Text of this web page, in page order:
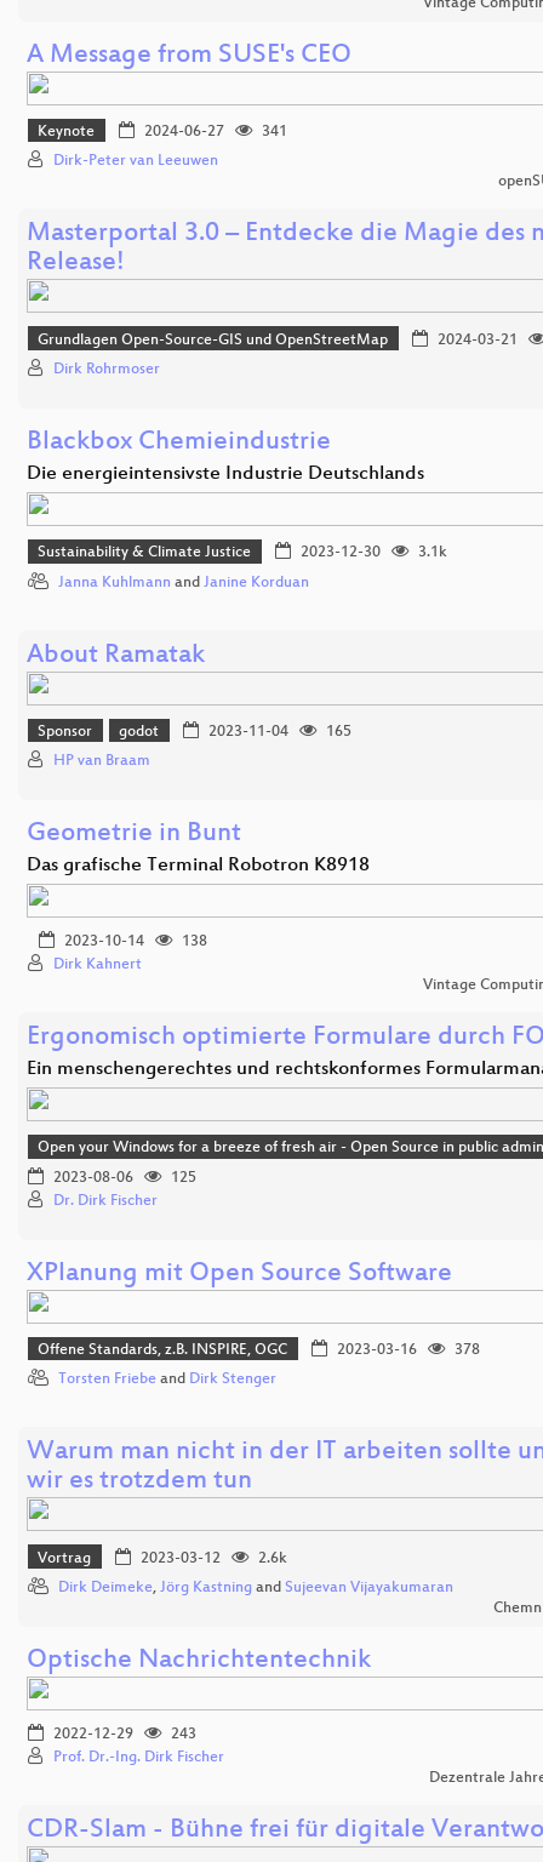
Vintage
A Message from SUSE's CEO
Keynote 2024-06-27
341
Dirk-Peter van Leeuwen
Masterportal 3.0 – Entdecke die Magie des
Release!
Grundlagen Open-Source-GIS und OpenStreetMap
2024-03-21
Dirk Rohrmoser
Blackbox Chemieindustrie
Die energieintensivste Industrie Deutschlands
Sustainability & Climate Justice 2023-12-30
3.1k
Janna Kuhlmann and Janine Korduan
About Ramatak
Sponsor godot 2023-11-04
165
HP van Braam
Geometrie in Bunt
Das grafische Terminal Robotron K8918
2023-10-14
138
Dirk Kahnert
Vintage
Ergonomisch optimierte Formulare durch
Ein menschengerechtes und rechtskonformes
Open your Windows for a breeze of fresh air - Open Source in public
2023-08-06
125
Dr. Dirk Fischer
XPlanung mit Open Source Software
Offene Standards, z.B. INSPIRE, OGC 2023-03-16
378
Torsten Friebe and Dirk Stenger
Warum man nicht in der IT arbeiten sollte
wir es trotzdem tun
Vortrag 2023-03-12
2.6k
Dirk Deimeke, Jörg Kastning and Sujeevan Vijayakumaran
Optische Nachrichtentechnik
2022-12-29
243
Prof. Dr.-Ing. Dirk Fischer
Dezentrale
CDR-Slam - Bühne frei für digitale